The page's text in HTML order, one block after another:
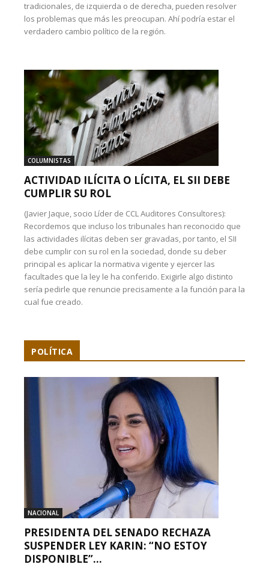
tradicionales, de izquierda o de derecha, pueden resolver
los problemas que más les preocupan. Ahí podría estar el
verdadero cambio político de la región.
COLUMNISTAS
ACTIVIDAD ILÍCITA O LÍCITA, EL SII DEBE
CUMPLIR SU ROL
(Javier Jaque, socio Líder de CCL Auditores Consultores):
Recordemos que incluso los tribunales han reconocido que
las actividades ilícitas deben ser gravadas, por tanto, el SII
debe cumplir con su rol en la sociedad, donde su deber
principal es aplicar la normativa vigente y ejercer las
facultades que la ley le ha conferido. Exigirle algo distinto
sería pedirle que renuncie precisamente a la función para la
cual fue creado.
POLÍTICA
NACIONAL
PRESIDENTA DEL SENADO RECHAZA
SUSPENDER LEY KARIN: “NO ESTOY
DISPONIBLE”...